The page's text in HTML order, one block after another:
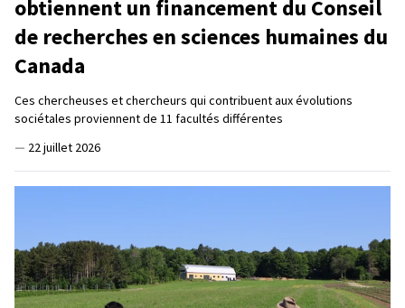
obtiennent un financement du Conseil
de recherches en sciences humaines du
Canada
Ces chercheuses et chercheurs qui contribuent aux évolutions
sociétales proviennent de 11 facultés différentes
— 22 juillet 2026